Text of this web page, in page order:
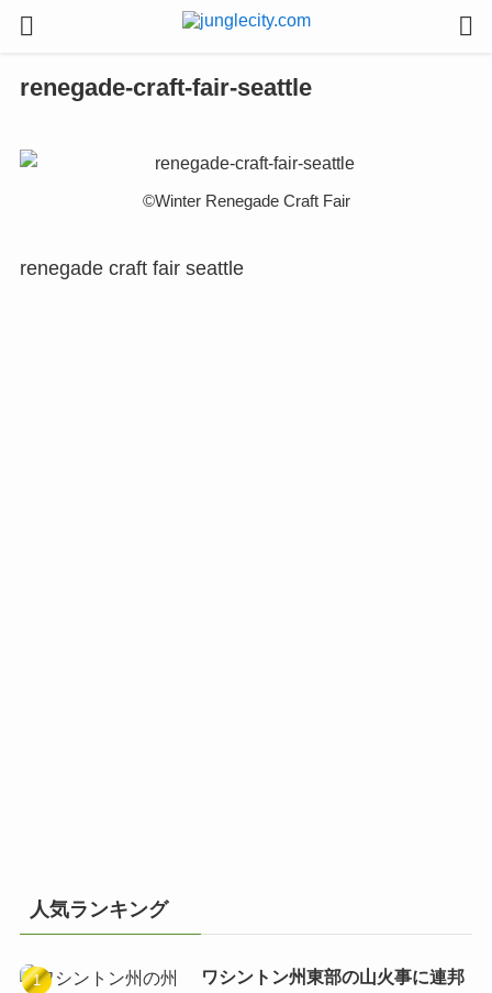
renegade-craft-fair-seattle
©︎Winter Renegade Craft Fair
renegade craft fair seattle
人気ランキング
ワシントン州東部の山火事に連邦